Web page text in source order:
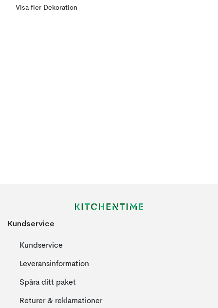
Visa fler Dekoration
Kundservice
Kundservice
Leveransinformation
Spåra ditt paket
Returer & reklamationer